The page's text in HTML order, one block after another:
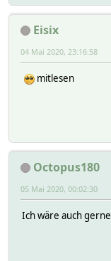
Eisix
04 Mai 2020, 23:16:58
mitlesen
Octopus180
05 Mai 2020, 00:02:30
Ich wäre auch